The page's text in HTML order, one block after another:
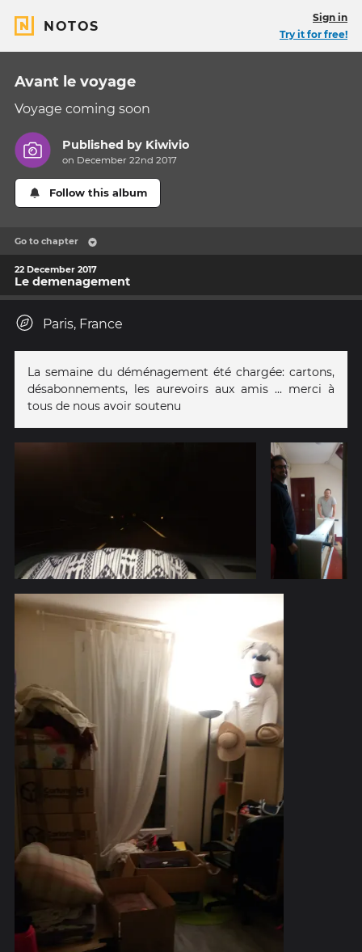
NOTOS
Sign in
Try it for free!
Avant le voyage
Voyage coming soon
Published by Kiwivio
on December 22nd 2017
Follow this album
Go to chapter
22 December 2017
Le demenagement
Paris, France
La semaine du déménagement été chargée: cartons,
désabonnements, les aurevoirs aux amis ... merci à
tous de nous avoir soutenu